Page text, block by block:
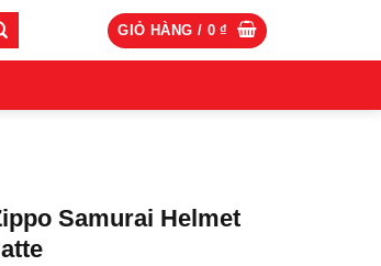
GIỎ HÀNG / 0₫
Samurai Helmet